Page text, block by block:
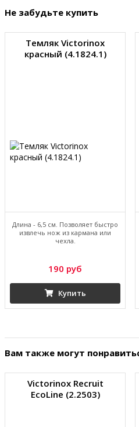
Не забудьте купить
Темляк Victorinox
красный (4.1824.1)
Длина - 6,5 см. Позволяет быстро
извлечь нож из кармана или
чехла.
190 руб
Купить
Вам также могут
Victorinox Recruit
EcoLine (2.2503)